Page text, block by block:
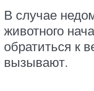
В случае
животного
обратиться к
вызывают.